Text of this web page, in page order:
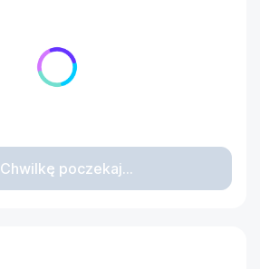
Chwilkę poczekaj...